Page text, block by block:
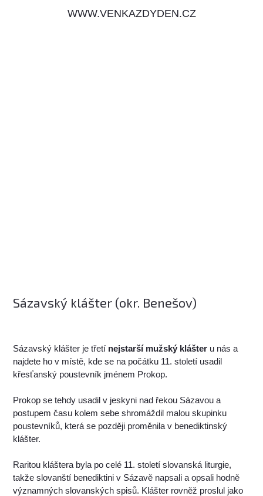
WWW.VENKAZDYDEN.CZ
Sázavský klášter (okr. Benešov)
Sázavský klášter je třetí nejstarší mužský klášter u nás a
najdete ho v místě, kde se na počátku 11. století usadil
křesťanský poustevník jménem Prokop.
Prokop se tehdy usadil v jeskyni nad řekou Sázavou a
postupem času kolem sebe shromáždil malou skupinku
poustevníků, která se později proměnila v benediktinský
klášter.
Raritou kláštera byla po celé 11. století slovanská liturgie,
takže slovanští benediktini v Sázavě napsali a opsali hodně
významných slovanských spisů. Klášter rovněž proslul jako